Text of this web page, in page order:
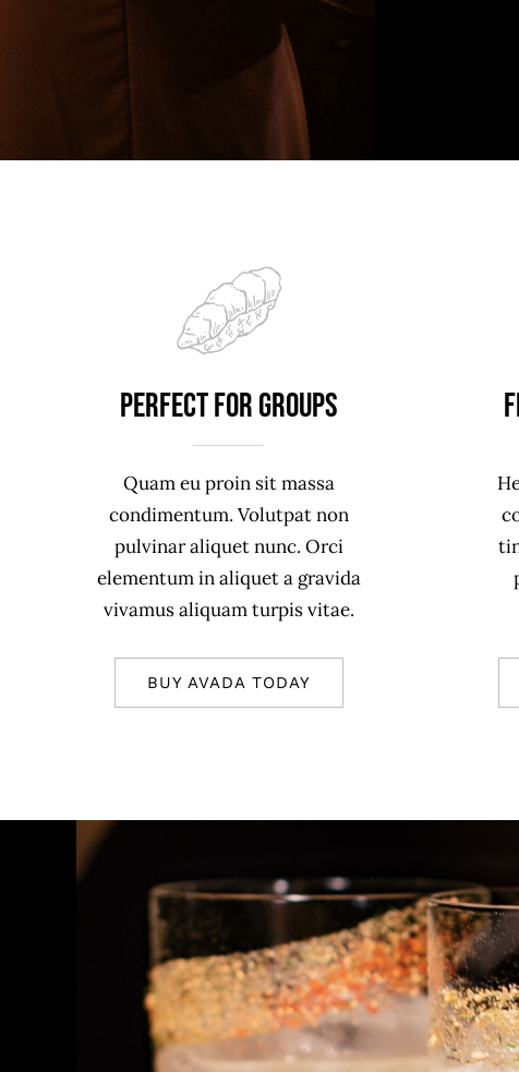
Perfect For Groups
Quam eu proin sit massa
condimentum. Volutpat non
pulvinar aliquet nunc. Orci
elementum in aliquet a gravida
vivamus aliquam turpis vitae.
BUY AVADA TODAY